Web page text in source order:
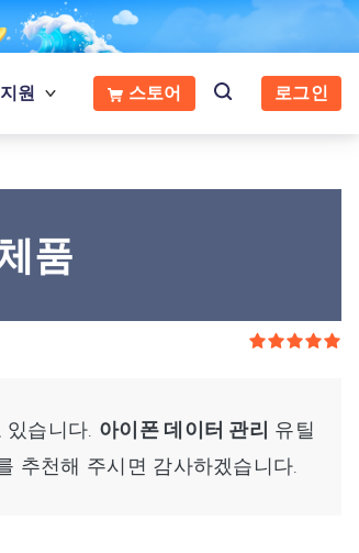
지원 스토어 로그인
품
습니다. 아이폰 데이터 관리 유틸
추천해 주시면 감사하겠습니다.